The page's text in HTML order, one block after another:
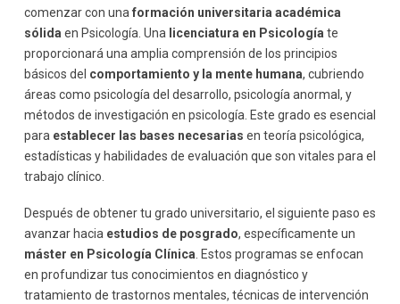
comenzar con una formación universitaria académica
sólida en Psicología. Una licenciatura en Psicología te
proporcionará una amplia comprensión de los principios
básicos del comportamiento y la mente humana, cubriendo
áreas como psicología del desarrollo, psicología anormal, y
métodos de investigación en psicología. Este grado es esencial
para establecer las bases necesarias en teoría psicológica,
estadísticas y habilidades de evaluación que son vitales para el
trabajo clínico.
Después de obtener tu grado universitario, el siguiente paso es
avanzar hacia estudios de posgrado, específicamente un
máster en Psicología Clínica. Estos programas se enfocan
en profundizar tus conocimientos en diagnóstico y
tratamiento de trastornos mentales, técnicas de intervención